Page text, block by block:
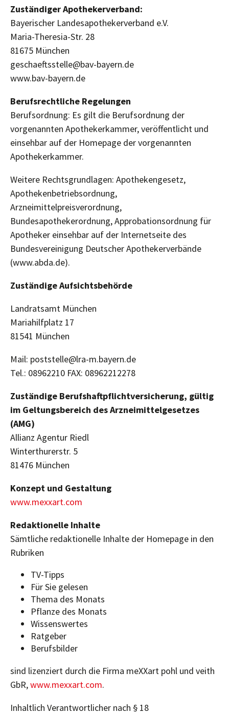
Zuständiger Apothekerverband:
Bayerischer Landesapothekerverband e.V.
Maria-Theresia-Str. 28
81675 München
geschaeftsstelle@bav-bayern.de
www.bav-bayern.de
Berufsrechtliche Regelungen
Berufsordnung: Es gilt die Berufsordnung der
vorgenannten Apothekerkammer, veröffentlicht und
einsehbar auf der Homepage der vorgenannten
Apothekerkammer.
Weitere Rechtsgrundlagen: Apothekengesetz,
Apothekenbetriebsordnung,
Arzneimittelpreisverordnung,
Bundesapothekerordnung, Approbationsordnung für
Apotheker einsehbar auf der Internetseite des
Bundesvereinigung Deutscher Apothekerverbände
(www.abda.de).
Zuständige Aufsichtsbehörde
Landratsamt München
Mariahilfplatz 17
81541 München
Mail: poststelle@lra-m.bayern.de
Tel.: 08962210 FAX: 08962212278
Zuständige Berufshaftpflichtversicherung, gültig
im Geltungsbereich des Arzneimittelgesetzes
(AMG)
Allianz Agentur Riedl
Winterthurerstr. 5
81476 München
Konzept und Gestaltung
www.mexxart.com
Redaktionelle Inhalte
Sämtliche redaktionelle Inhalte der Homepage in den
Rubriken
TV-Tipps
Für Sie gelesen
Thema des Monats
Pflanze des Monats
Wissenswertes
Ratgeber
Berufsbilder
sind lizenziert durch die Firma meXXart pohl und veith
GbR,www.mexxart.com.
Inhaltlich Verantwortlicher nach § 18